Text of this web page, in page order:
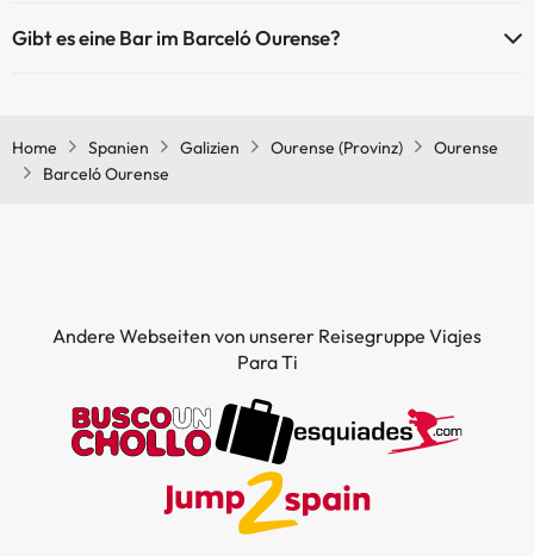
Gemeinschaftsräumen.
Gibt es eine Bar im Barceló Ourense?
Home Spanien Galizien Ourense (Provinz)
Ourense
Barceló Ourense
Andere Webseiten von unserer Reisegruppe Viajes
Para Ti